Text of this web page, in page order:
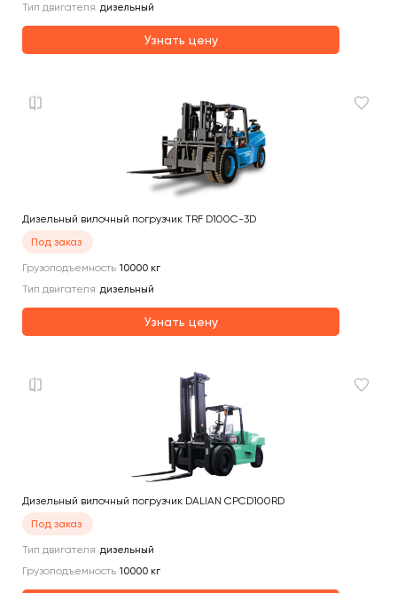
Тип двигателя дизельный
Узнать цену
Дизельный вилочный погрузчик TRF D100C-3D
Под заказ
Грузоподъемность 10000 кг
Тип двигателя дизельный
Узнать цену
Дизельный вилочный погрузчик DALIAN CPCD100RD
Под заказ
Тип двигателя дизельный
Грузоподъемность 10000 кг